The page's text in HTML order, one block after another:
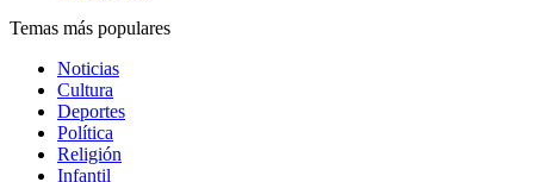
Temas más populares
Noticias
Cultura
Deportes
Política
Religión
Infantil